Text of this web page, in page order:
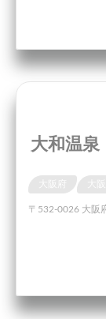
大和温泉
〒532-0026 大阪